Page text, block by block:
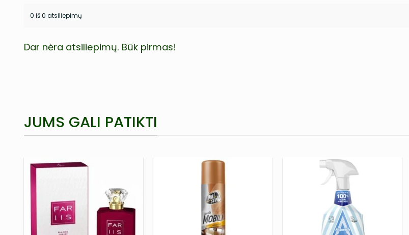
0 iš 0 atsiliepimų
Dar nėra atsiliepimų. Būk pirmas!
JUMS GALI PATIKTI
PRIDĖTI
Į NORŲ
SĄRAŠĄ